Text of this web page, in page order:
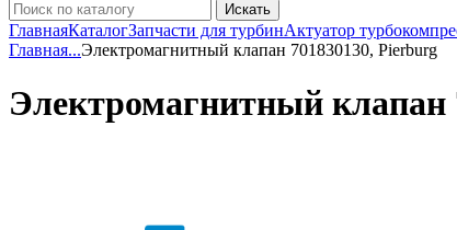
Искать
ГлавнаяКаталогЗапчасти для турбинАктуатор
Главная...Электромагнитный клапан 701830130, Pierburg
Электромагнитный клапан